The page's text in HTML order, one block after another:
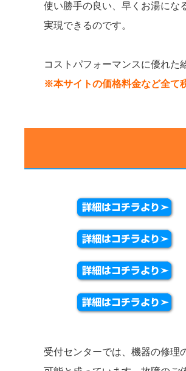
使い勝手の良い、早くお湯にな
実現できるのです。
コストパフォーマンスに優れた
※本サイトの価格料金など全て
受付センターでは、機器の修理